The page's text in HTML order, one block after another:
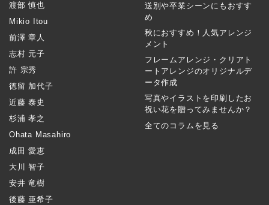
渡部 慎也
Mikio Itou
前澤 章人
志村 元子
許 宗秀
徳留 加代子
近藤 泰史
杉浦 孝之
Ohata Masahiro
成田 愛恵
大川 智子
安井 竜樹
後藤 亜希子
送別や卒業シーンにもおすす
め
秋におすすめ！人気アレンジ
メント
フレームアレンジ・クリアト
ートアレンジのオリジナルデ
ータ作成
写真やイラストを印刷したお
祝い花を贈ってみませんか？
全てのコラムを見る